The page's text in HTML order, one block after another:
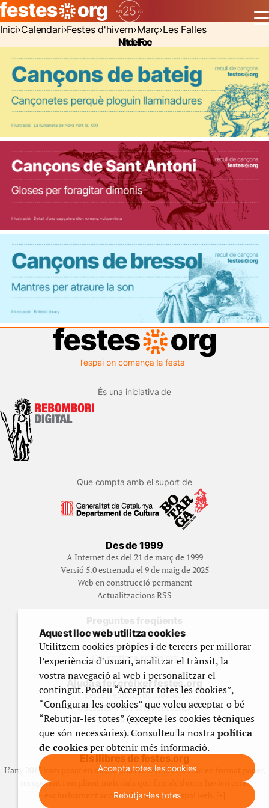
Inici Calendari Festes d'hivern Març Les Falles
Nit del Foc
És una iniciativa de
Que compta amb el suport de
Des de 1999
A Internet des del 21 de març de 1999
Versió 5.0 estrenada el 9 de maig de 2025
Web en construcció permanent
Actualitzacions RSS
Preguntes freqüents
Qué és Festes.org?
Història de Festes.org
Qui gestiona Festes.org
Ajuda a fer créixer festes.org
Feste’n editor/contribuidor
Subscriu-t’hi/Feste’n mecenes
Contracta publicitat
Fes un donatiu puntual
Els llibres de festes.org
L’any 2012 vam posar en marxa una col·lecció editorial en format paper,
recuperant i ampliant materials que fins aleshores havien estat
exclusivament accessibles al nostre espai web. [+]
Aquest lloc web utilitza cookies
Utilitzem cookies pròpies i de tercers per millorar
l’experiència d’usuari, analitzar el trànsit, la
vostra navegació al web i personalitzar el
contingut. Podeu “Acceptar totes les cookies”,
“Configurar les cookies” que voleu acceptar o bé
“Rebutjar-les totes” (excepte les cookies tècniques
que són necessàries). Consulteu la nostrapolítica
de cookiesper obtenir més informació.
Accepta totes les cookies
Rebutjar-les totes